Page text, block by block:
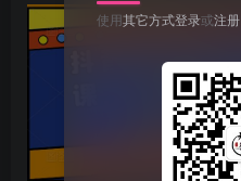
使用其它方式登录或注册